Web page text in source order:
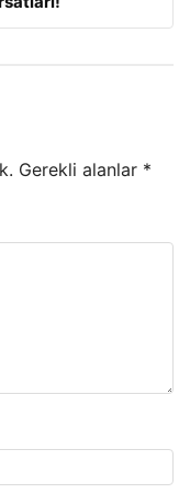
Gerekli alanlar *